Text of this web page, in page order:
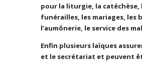
pour la liturgie, la catéchèse,
funérailles, les mariages, les
l’aumônerie, le service des
Enfin plusieurs laïques
et le secrétariat et peuvent